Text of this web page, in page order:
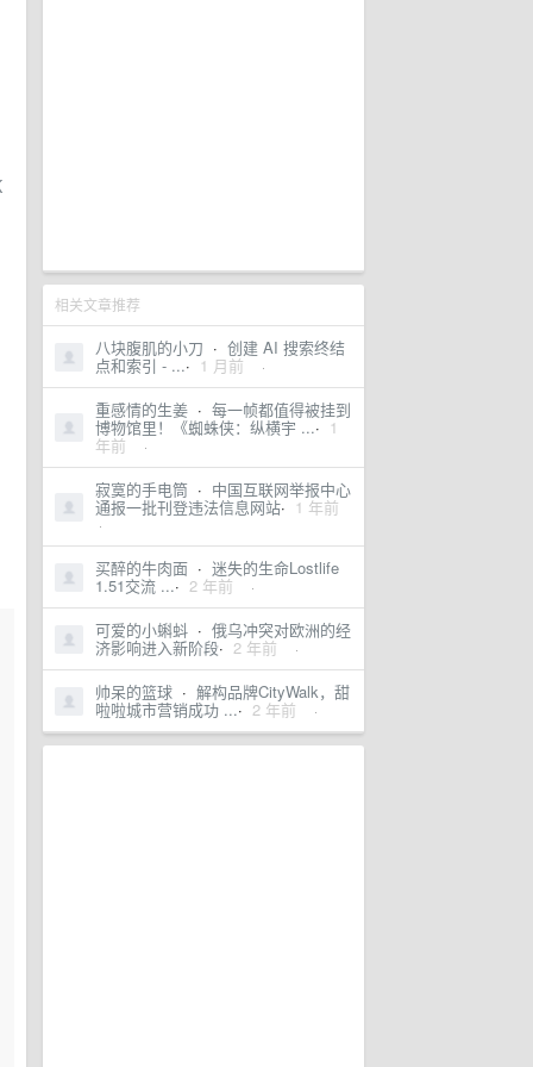
相关文章推荐
八块腹肌的小刀 · 创建 AI 搜索终结
点和索引 - ...· 1 月前 ·
重感情的生姜 · 每一帧都值得被挂到
博物馆里！《蜘蛛侠：纵横宇 ...· 1
年前 ·
寂寞的手电筒 · 中国互联网举报中心
通报一批刊登违法信息网站· 1 年前
·
买醉的牛肉面 · 迷失的生命Lostlife
1.51交流 ...· 2 年前 ·
可爱的小蝌蚪 · 俄乌冲突对欧洲的经
济影响进入新阶段· 2 年前 ·
帅呆的篮球 · 解构品牌CityWalk，甜
啦啦城市营销成功 ...· 2 年前 ·